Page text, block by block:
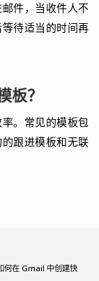
件，当收件人不
待适当的时间再
板？
。常见的模板包
跟进模板和无联
何在 Gmail 中创建快